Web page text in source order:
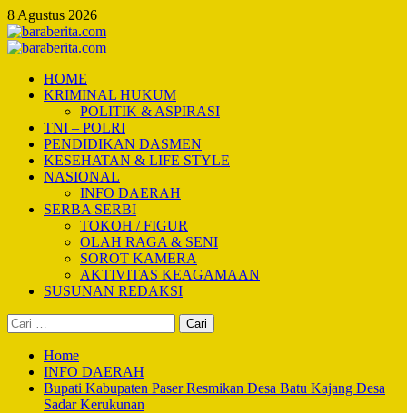
Skip
to
content
8 Agustus 2026
Primary
HOME
KRIMINAL HUKUM
POLITIK & ASPIRASI
TNI – POLRI
PENDIDIKAN DASMEN
KESEHATAN & LIFE STYLE
NASIONAL
INFO DAERAH
SERBA SERBI
TOKOH / FIGUR
OLAH RAGA & SENI
SOROT KAMERA
AKTIVITAS KEAGAMAAN
SUSUNAN REDAKSI
Cari
untuk:
Home
INFO DAERAH
Bupati Kabupaten Paser Resmikan Desa Batu Kajang Desa
Sadar Kerukunan